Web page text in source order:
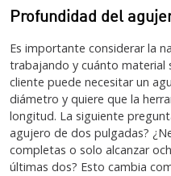
Profundidad del
Es importante considerar la
trabajando y cuánto material
cliente puede necesitar un
diámetro y quiere que la
longitud. La siguiente
agujero de dos pulgadas?
completas o solo alcanzar
últimas dos? Esto cambia